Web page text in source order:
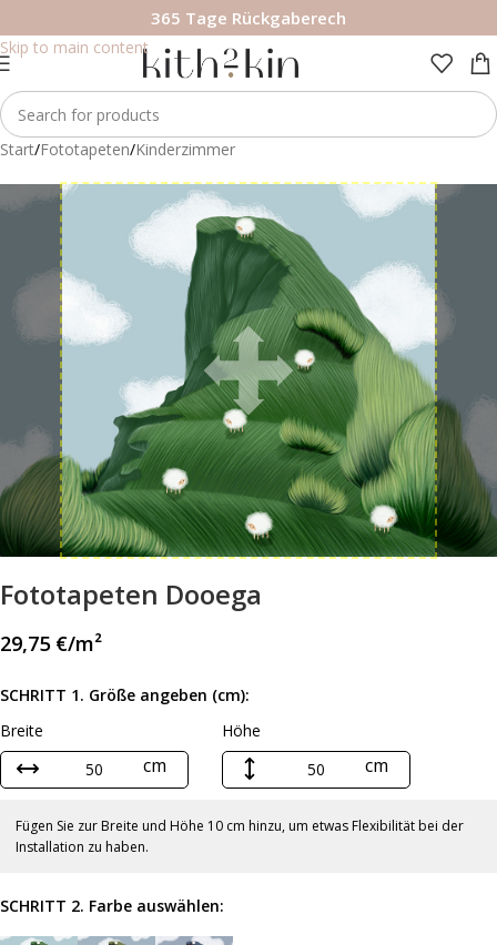
Skip to main content
365 Tage Rückgaberech
Start/Fototapeten/Kinderzimmer
Fototapeten Dooega
29,75 €/m²
SCHRITT 1. Größe angeben (cm):
Breite
cm
Höhe
cm
Fügen Sie zur Breite und Höhe 10 cm hinzu, um etwas Flexibilität bei der
Installation zu haben.
SCHRITT 2. Farbe auswählen: